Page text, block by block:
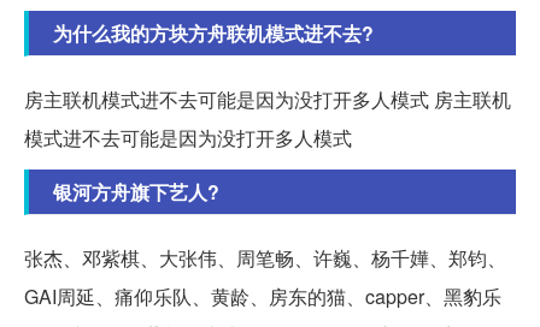
为什么我的方块方舟联机模式进不去?
房主联机模式进不去可能是因为没打开多人模式 房主联机
模式进不去可能是因为没打开多人模式
银河方舟旗下艺人?
张杰、邓紫棋、大张伟、周笔畅、许巍、杨千嬅、郑钧、
GAI周延、痛仰乐队、黄龄、房东的猫、capper、黑豹乐